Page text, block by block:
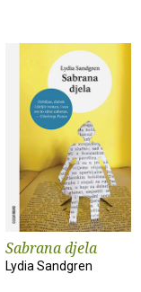
Sabrana djela
Lydia Sandgren